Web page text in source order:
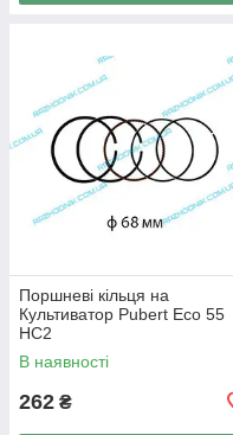
Поршневі кільця на
Культиватор Pubert Eco 55
HC2
В наявності
262 ₴